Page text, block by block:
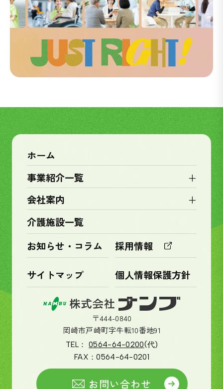
ホーム
事業紹介一覧
+
会社案内 +
介護施設一覧
お知らせ・コラム
採用情報
サイトマップ 個人情報保護方針
〒444-0840
岡崎市戸崎町字牛転10番地91
TEL： 0564-64-0200(代)
FAX：0564-64-0201
お問い合わせ